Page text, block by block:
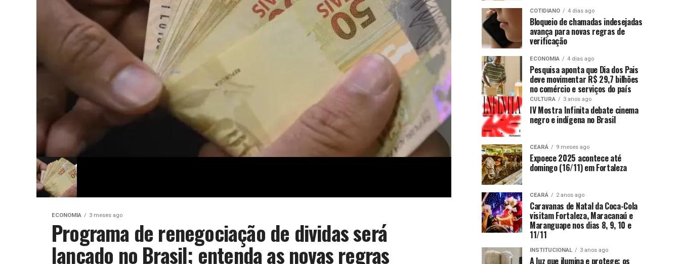
ECONOMIA 3 meses ago
Programa de renegociação de dividas será
lançado no Brasil; entenda as novas regras
COTIDIANO 4 dias ago
Bloqueio de chamadas indesejadas
avança para novas regras de
verificação
ECONOMIA 4 dias ago
Pesquisa aponta que Dia dos Pais
deve movimentar R$ 29,7 bilhões
no comércio e serviços do país
CULTURA 3 anos ago
IV Mostra Infinita debate cinema
negro e indígena no Brasil
CEARÁ 9 meses ago
Expoece 2025 acontece até
domingo (16/11) em Fortaleza
CEARÁ 2 anos ago
Caravanas de Natal da Coca-Cola
visitam Fortaleza, Maracanaú e
Maranguape nos dias 8, 9, 10 e
11/11
INSTITUCIONAL 3 anos ago
A luz que ilumina e protege: os